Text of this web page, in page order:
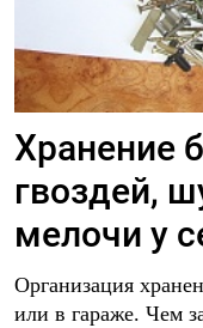
Хранение
гвоздей,
мелочи у
Организация
или в гараже. Чем